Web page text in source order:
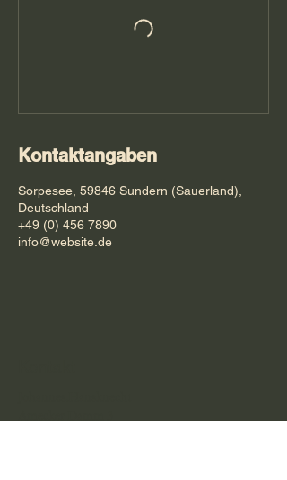
Kontaktangaben
Sorpesee, 59846 Sundern (Sauerland),
Deutschland
+49 (0) 456 7890
info@website.de